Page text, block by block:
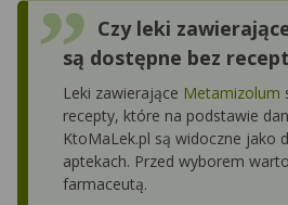
Czy leki
są dostępne bez
Leki zawierające Metamizolum
recepty, które na podstawie
KtoMaLek.pl są widoczne jako
aptekach. Przed wyborem
farmaceutą.